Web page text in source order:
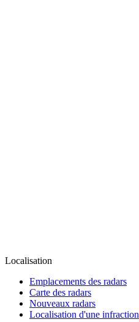
Localisation
Emplacements des radars
Carte des radars
Nouveaux radars
Localisation d'une infraction